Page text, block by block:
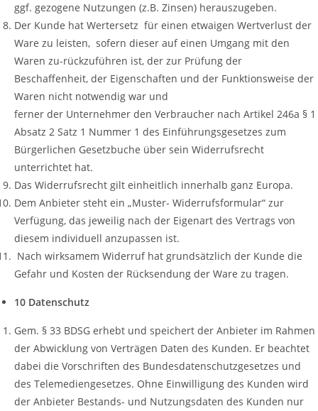
ggf. gezogene Nutzungen (z.B. Zinsen) herauszugeben.
Der Kunde hat Wertersetz für einen etwaigen Wertverlust der
Ware zu leisten, sofern dieser auf einen Umgang mit den
Waren zu-rückzuführen ist, der zur Prüfung der
Beschaffenheit, der Eigenschaften und der Funktionsweise der
Waren nicht notwendig war und
ferner der Unternehmer den Verbraucher nach Artikel 246a § 1
Absatz 2 Satz 1 Nummer 1 des Einführungsgesetzes zum
Bürgerlichen Gesetzbuche über sein Widerrufsrecht
unterrichtet hat.
Das Widerrufsrecht gilt einheitlich innerhalb ganz Europa.
Dem Anbieter steht ein „Muster- Widerrufsformular“ zur
Verfügung, das jeweilig nach der Eigenart des Vertrags von
diesem individuell anzupassen ist.
Nach wirksamem Widerruf hat grundsätzlich der Kunde die
Gefahr und Kosten der Rücksendung der Ware zu tragen.
10 Datenschutz
Gem. § 33 BDSG erhebt und speichert der Anbieter im Rahmen
der Abwicklung von Verträgen Daten des Kunden. Er beachtet
dabei die Vorschriften des Bundesdatenschutzgesetzes und
des Telemediengesetzes. Ohne Einwilligung des Kunden wird
der Anbieter Bestands- und Nutzungsdaten des Kunden nur